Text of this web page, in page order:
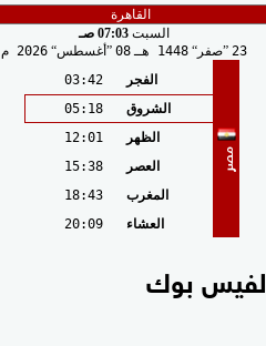
السبت 07:03 صـ
23 صفر 1448 هـ 08 أغسطس 2026 م
مصر
الفجر
03:42
الشروق
05:18
الظهر
12:01
العصر
15:38
المغرب
18:43
العشاء
20:09
بوك